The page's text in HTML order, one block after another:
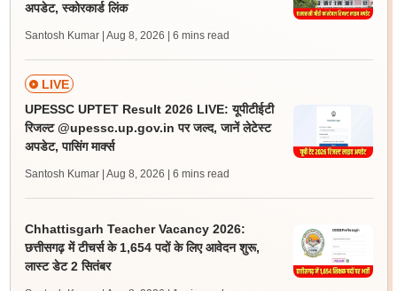
अपडेट, स्कोरकार्ड लिंक
Santosh Kumar | Aug 8, 2026 | 6 mins read
LIVE
UPESSC UPTET Result 2026 LIVE: यूपीटीईटी
रिजल्ट @upessc.up.gov.in पर जल्द, जानें लेटेस्ट
अपडेट, पासिंग मार्क्स
Santosh Kumar | Aug 8, 2026 | 6 mins read
Chhattisgarh Teacher Vacancy 2026:
छत्तीसगढ़ में टीचर्स के 1,654 पदों के लिए आवेदन शुरू,
लास्ट डेट 2 सितंबर